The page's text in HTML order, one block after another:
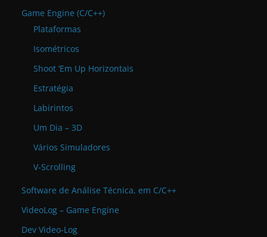
Game Engine (C/C++)
Plataformas
Isométricos
Shoot ‘Em Up Horizontais
Estratégia
Labirintos
Um Dia – 3D
Vários Simuladores
V-Scrolling
Software de Análise Técnica, em C/C++
VideoLog – Game Engine
Dev Video-Log